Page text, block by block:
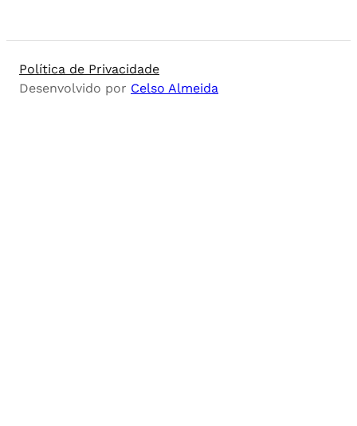
Política de Privacidade
Desenvolvido por Celso Almeida